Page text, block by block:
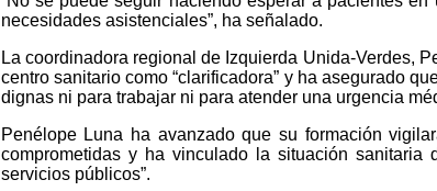
necesidades asistenciales”, ha señalado.
La coordinadora regional de Izquierda Unida-Verdes,
centro sanitario como “clarificadora” y ha asegurado
dignas ni para trabajar ni para atender una urgencia
Penélope Luna ha avanzado que su formación
comprometidas y ha vinculado la situación sanitaria
servicios públicos”.